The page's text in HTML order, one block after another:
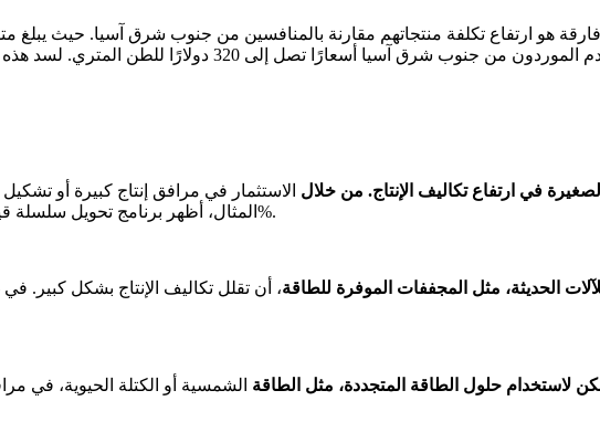
أمريكي للطن المتري، بينما تقدم الموردون من
في ارتفاع تكاليف الإنتاج. من خلال الاستثمار في مرافق إنتاج كبيرة أو
المثال، أظهر برنامج تحويل سلسلة قيمة الكسافا في نيجيريا أن زيادة حجم الإنتاج يمكن أن تقلل التكاليف بنسبة تصل إلى 20%.
الحديثة، مثل المجففات الموفرة للطاقة، أن تقلل تكاليف الإنتاج بشكل كبير.
لاستخدام حلول الطاقة المتجددة، مثل الطاقة الشمسية أو الكتلة الحيوية، في